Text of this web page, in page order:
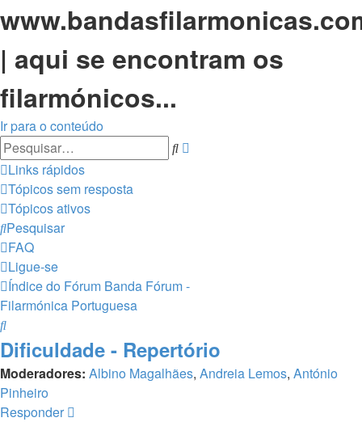
| aqui se encontram os
filarmónicos...
Ir para o conteúdo
Pesquisar
Links rápidos
Tópicos sem resposta
Tópicos ativos
Pesquisar
FAQ
Ligue-se
Índice do Fórum Banda Fórum -
Filarmónica Portuguesa
Pesquisar
Dificuldade - Repertório
Moderadores: Albino Magalhães, Andreia Lemos, António
Pinheiro
Responder